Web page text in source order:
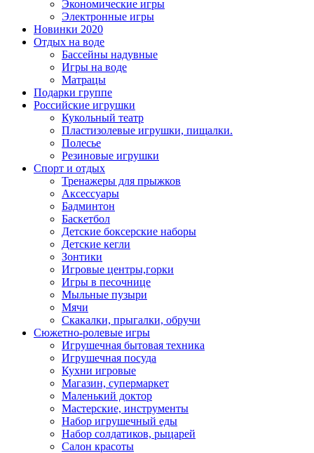
Экономические игры
Электронные игры
Новинки 2020
Отдых на воде
Бассейны надувные
Игры на воде
Матрацы
Подарки группе
Российские игрушки
Кукольный театр
Пластизолевые игрушки, пищалки.
Полесье
Резиновые игрушки
Спорт и отдых
Тренажеры для прыжков
Аксессуары
Бадминтон
Баскетбол
Детские боксерские наборы
Детские кегли
Зонтики
Игровые центры,горки
Игры в песочнице
Мыльные пузыри
Мячи
Скакалки, прыгалки, обручи
Сюжетно-ролевые игры
Игрушечная бытовая техника
Игрушечная посуда
Кухни игровые
Магазин, супермаркет
Маленький доктор
Мастерские, инструменты
Набор игрушечный еды
Набор солдатиков, рыцарей
Салон красоты